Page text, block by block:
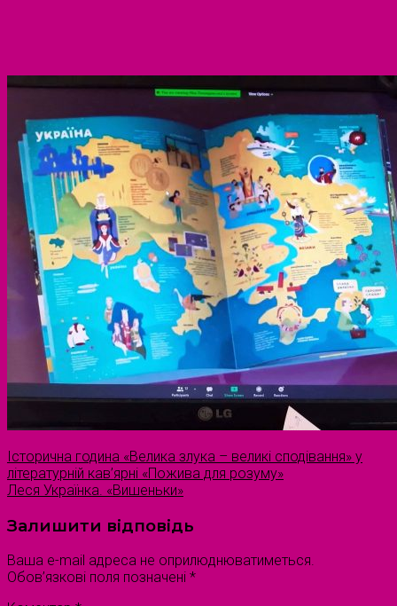
Історична година «Велика злука – великі сподівання» у
літературній кав’ярні «Пожива для розуму»
Леся Українка. «Вишеньки»
Залишити відповідь
Ваша e-mail адреса не оприлюднюватиметься.
Обов’язкові поля позначені *